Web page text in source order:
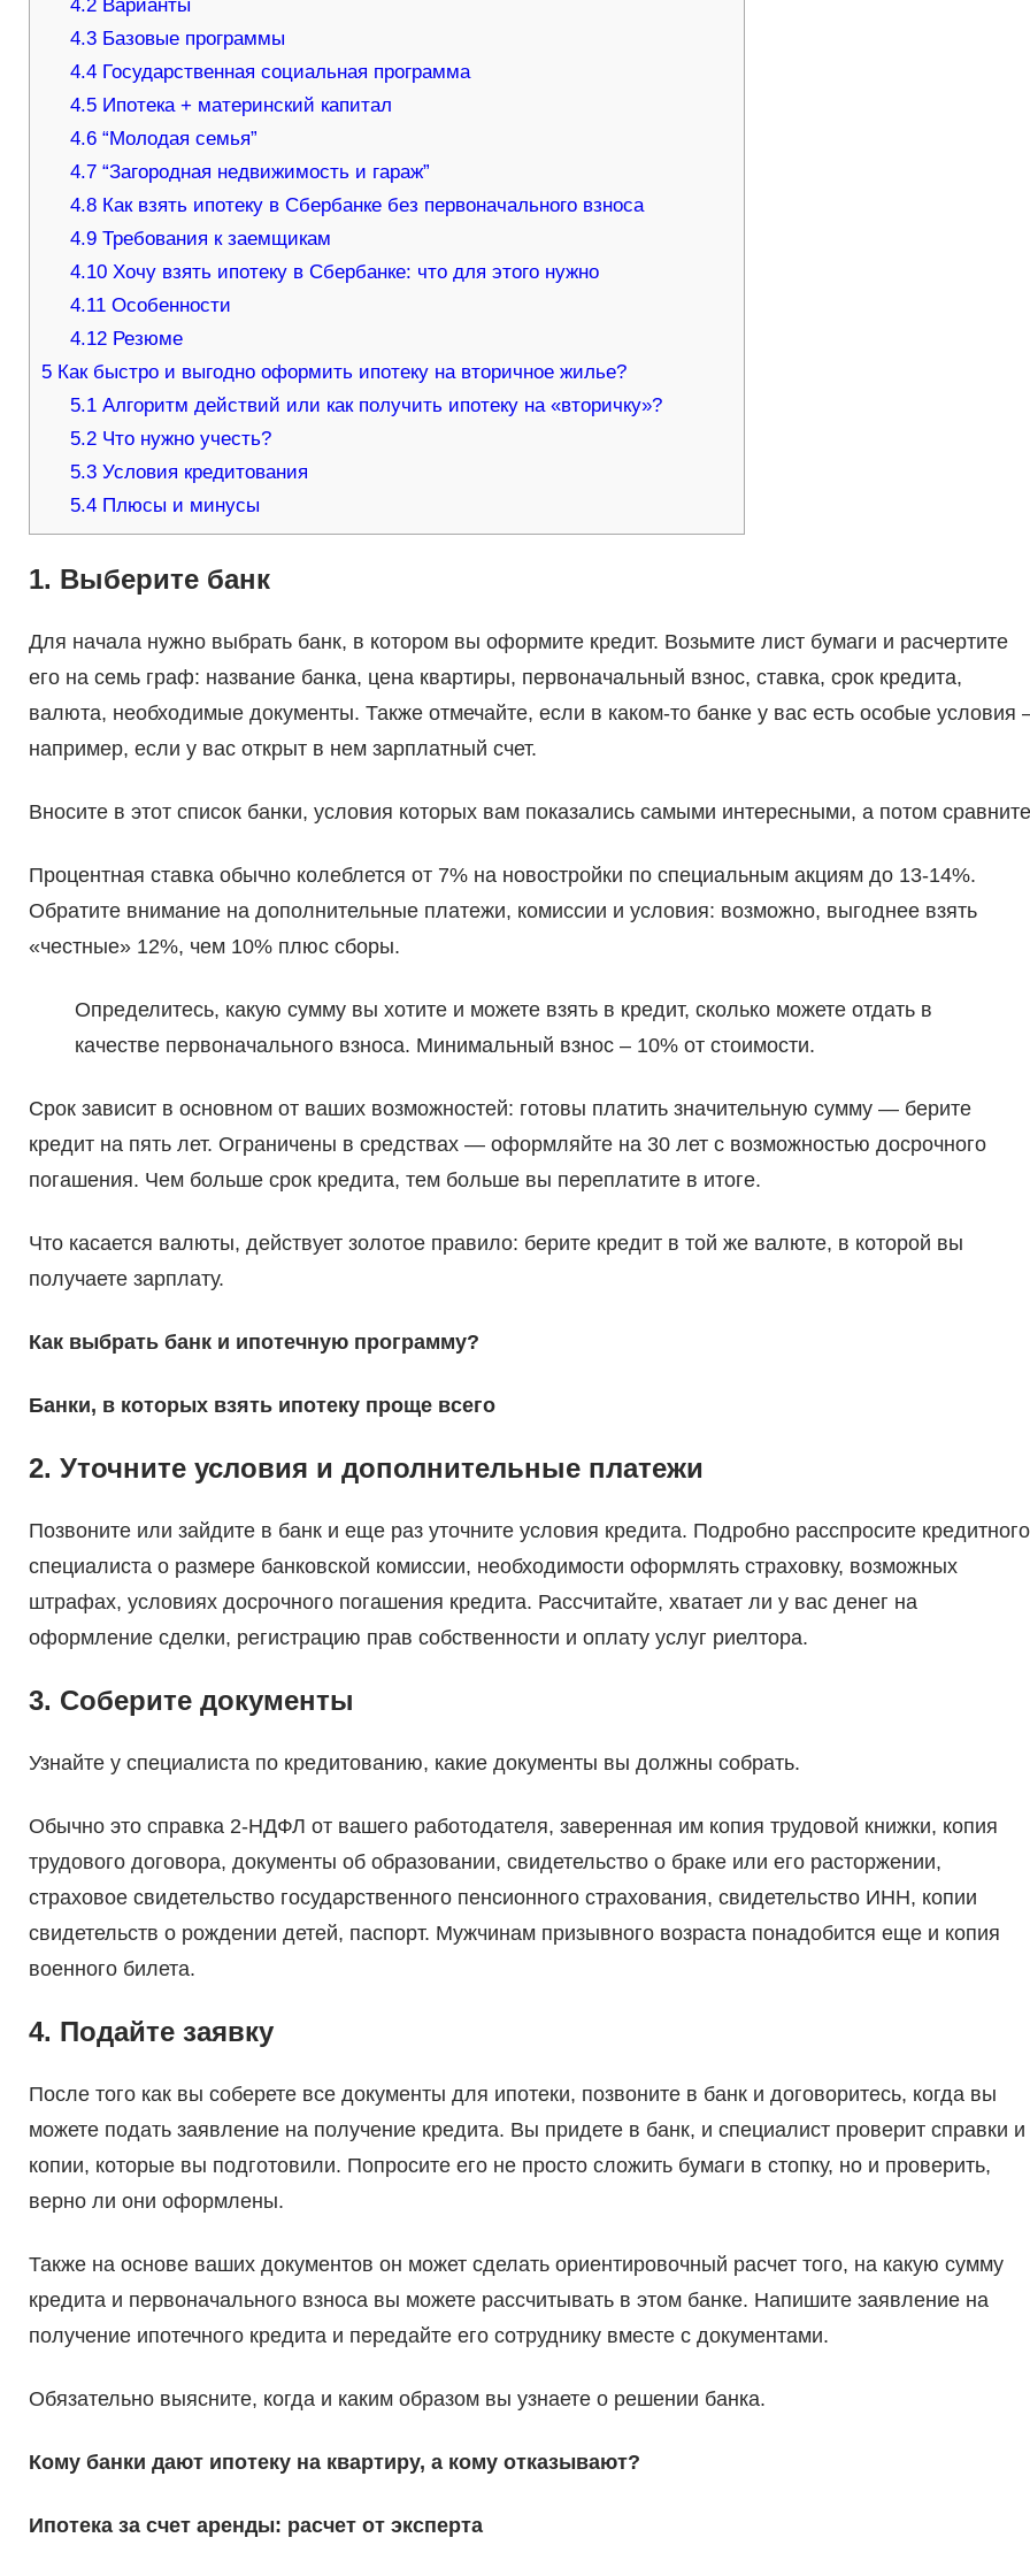
4.2 Варианты
4.3 Базовые программы
4.4 Государственная социальная программа
4.5 Ипотека + материнский капитал
4.6 “Молодая семья”
4.7 “Загородная недвижимость и гараж”
4.8 Как взять ипотеку в Сбербанке без первоначального взноса
4.9 Требования к заемщикам
4.10 Хочу взять ипотеку в Сбербанке: что для этого нужно
4.11 Особенности
4.12 Резюме
5Как быстро и выгодно оформить ипотеку на вторичное жилье?
5.1 Алгоритм действий или как получить ипотеку на «вторичку»?
5.2 Что нужно учесть?
5.3 Условия кредитования
5.4 Плюсы и минусы
1. Выберите банк
Для начала нужно выбрать банк, в котором вы оформите кредит. Возьмите лист бумаги и расчертите
его на семь граф: название банка, цена квартиры, первоначальный взнос, ставка, срок кредита,
валюта, необходимые документы. Также отмечайте, если в каком-то банке у вас есть особые условия
например, если у вас открыт в нем зарплатный счет.
Вносите в этот список банки, условия которых вам показались самыми интересными, а потом
Процентная ставка обычно колеблется от 7% на новостройки по специальным акциям до 13-14%.
Обратите внимание на дополнительные платежи, комиссии и условия: возможно, выгоднее взять
«честные» 12%, чем 10% плюс сборы.
Определитесь, какую сумму вы хотите и можете взять в кредит, сколько можете отдать в
качестве первоначального взноса. Минимальный взнос – 10% от стоимости.
Срок зависит в основном от ваших возможностей: готовы платить значительную сумму ― берите
кредит на пять лет. Ограничены в средствах ― оформляйте на 30 лет с возможностью досрочного
погашения. Чем больше срок кредита, тем больше вы переплатите в итоге.
Что касается валюты, действует золотое правило: берите кредит в той же валюте, в которой вы
получаете зарплату.
Как выбрать банк и ипотечную программу?
Банки, в которых взять ипотеку проще всего
2. Уточните условия и дополнительные платежи
Позвоните или зайдите в банк и еще раз уточните условия кредита. Подробно расспросите кредитного
специалиста о размере банковской комиссии, необходимости оформлять страховку, возможных
штрафах, условиях досрочного погашения кредита. Рассчитайте, хватает ли у вас денег на
оформление сделки, регистрацию прав собственности и оплату услуг риелтора.
3. Соберите документы
Узнайте у специалиста по кредитованию, какие документы вы должны собрать.
Обычно это справка 2-НДФЛ от вашего работодателя, заверенная им копия трудовой книжки, копия
трудового договора, документы об образовании, свидетельство о браке или его расторжении,
страховое свидетельство государственного пенсионного страхования, свидетельство ИНН, копии
свидетельств о рождении детей, паспорт. Мужчинам призывного возраста понадобится еще и копия
военного билета.
4. Подайте заявку
После того как вы соберете все документы для ипотеки, позвоните в банк и договоритесь, когда вы
можете подать заявление на получение кредита. Вы придете в банк, и специалист проверит справки и
копии, которые вы подготовили. Попросите его не просто сложить бумаги в стопку, но и проверить,
верно ли они оформлены.
Также на основе ваших документов он может сделать ориентировочный расчет того, на какую сумму
кредита и первоначального взноса вы можете рассчитывать в этом банке. Напишите заявление на
получение ипотечного кредита и передайте его сотруднику вместе с документами.
Обязательно выясните, когда и каким образом вы узнаете о решении банка.
Кому банки дают ипотеку на квартиру, а кому отказывают?
Ипотека за счет аренды: расчет от эксперта